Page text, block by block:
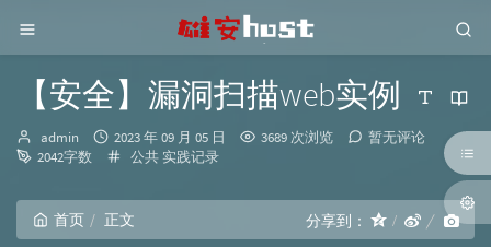
【安全】漏洞扫描web实例
博
主：
admin
发
布
2023 年 09 月 05 日 3689 次浏览
暂无评论
2042字数
分
公共实践记录
首页 正文 分享到：